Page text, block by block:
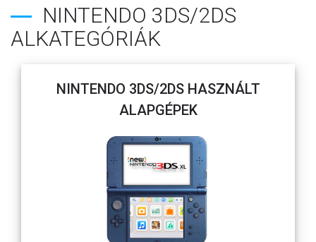
NINTENDO 3DS/2DS
ALKATEGÓRIÁK
NINTENDO 3DS/2DS HASZNÁLT
ALAPGÉPEK